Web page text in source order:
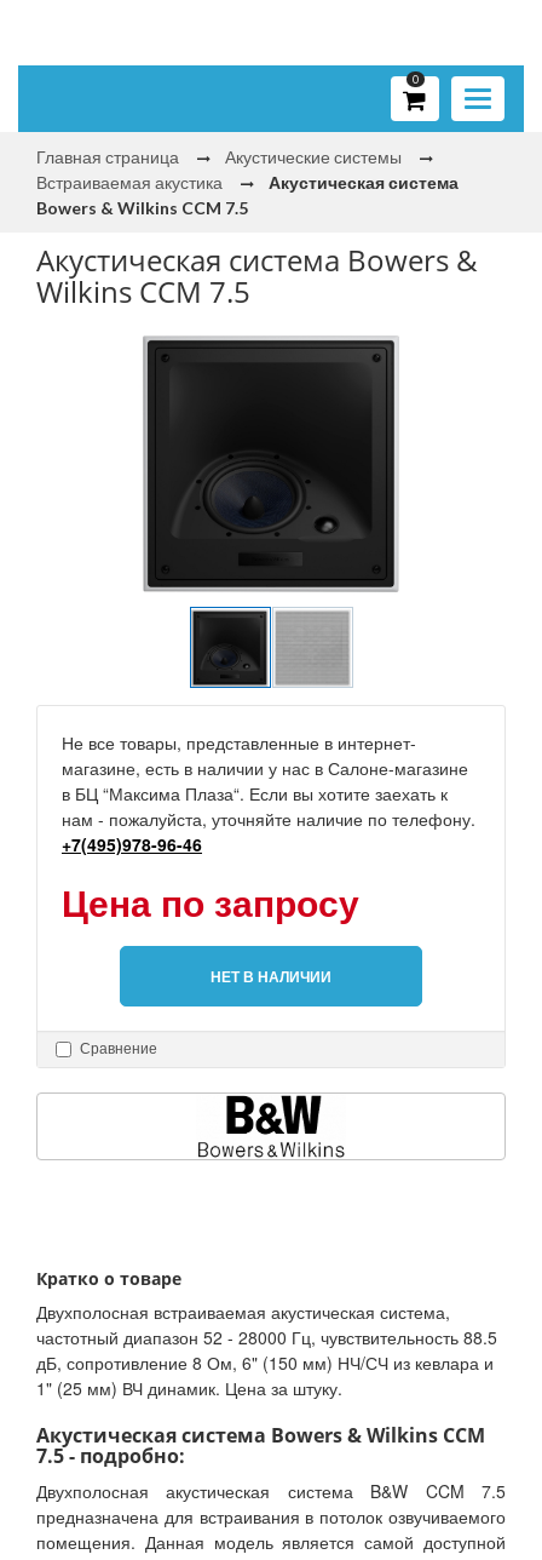
Toggle
0
Главная страница
Акустические системы
Встраиваемая акустика
Акустическая система
Bowers & Wilkins CCM 7.5
Акустическая система Bowers &
Wilkins CCM 7.5
Не все товары, представленные в интернет-
магазине, есть в наличии у нас в Салоне-магазине
в БЦ “Максима Плаза“. Если вы хотите заехать к
нам - пожалуйста, уточняйте наличие по телефону.
+7(495)978-96-46
Цена по запросу
НЕТ В НАЛИЧИИ
Сравнение
Кратко о товаре
Двухполосная встраиваемая акустическая система,
частотный диапазон 52 - 28000 Гц, чувствительность 88.5
дБ, сопротивление 8 Ом, 6" (150 мм) НЧ/СЧ из кевлара и
1" (25 мм) ВЧ динамик. Цена за штуку.
Акустическая система Bowers & Wilkins CCM
7.5 - подробно:
Двухполосная акустическая система B&W CCM 7.5
предназначена для встраивания в потолок озвучиваемого
помещения. Данная модель является самой доступной